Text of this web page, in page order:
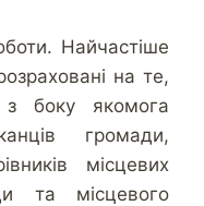
Найчастіше
на те,
боку якомога
громади,
місцевих
та місцевого